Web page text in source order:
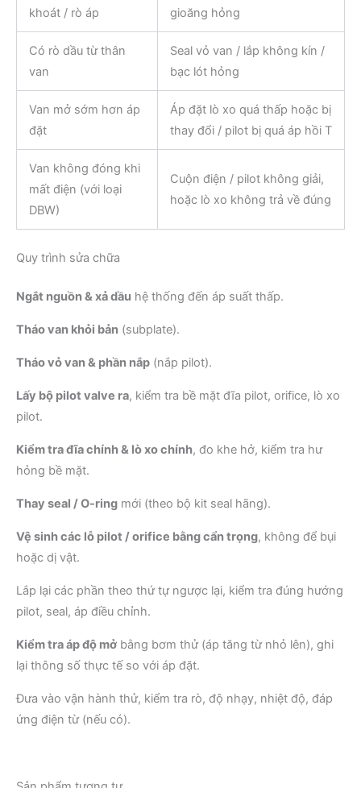
khoát / rò áp
gioăng hỏng
Có rò dầu từ thân
van
Seal vỏ van / lắp không kín /
bạc lót hỏng
Van mở sớm hơn áp
đặt
Áp đặt lò xo quá thấp hoặc bị
thay đổi / pilot bị quá áp hồi T
Van không đóng khi
mất điện (với loại
DBW)
Cuộn điện / pilot không giải,
hoặc lò xo không trả về đúng
Quy trình sửa chữa
Ngắt nguồn & xả dầu hệ thống đến áp suất thấp.
Tháo van khỏi bản (subplate).
Tháo vỏ van & phần nắp (nắp pilot).
Lấy bộ pilot valve ra, kiểm tra bề mặt đĩa pilot, orifice, lò xo
pilot.
Kiểm tra đĩa chính & lò xo chính, đo khe hở, kiểm tra hư
hỏng bề mặt.
Thay seal / O-ring mới (theo bộ kit seal hãng).
Vệ sinh các lỗ pilot / orifice bằng cẩn trọng, không để bụi
hoặc dị vật.
Lắp lại các phần theo thứ tự ngược lại, kiểm tra đúng hướng
pilot, seal, áp điều chỉnh.
Kiểm tra áp độ mở bằng bơm thử (áp tăng từ nhỏ lên), ghi
lại thông số thực tế so với áp đặt.
Đưa vào vận hành thử, kiểm tra rò, độ nhạy, nhiệt độ, đáp
ứng điện từ (nếu có).